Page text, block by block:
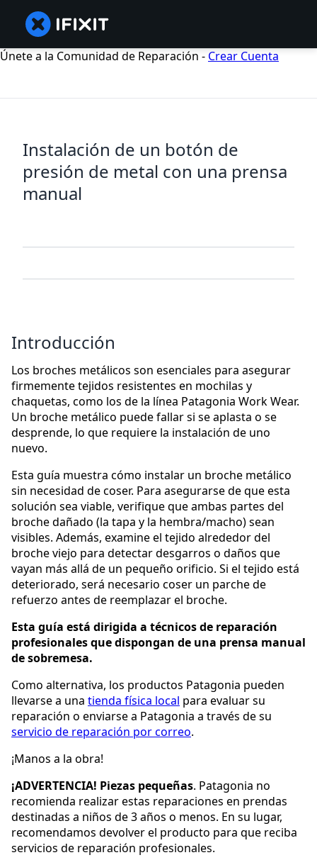
Únete a la Comunidad de Reparación - Crear Cuenta
Instalación de un botón de
presión de metal con una prensa
manual
Introducción
Los broches metálicos son esenciales para asegurar
firmemente tejidos resistentes en mochilas y
chaquetas, como los de la línea Patagonia Work Wear.
Un broche metálico puede fallar si se aplasta o se
desprende, lo que requiere la instalación de uno
nuevo.
Esta guía muestra cómo instalar un broche metálico
sin necesidad de coser. Para asegurarse de que esta
solución sea viable, verifique que ambas partes del
broche dañado (la tapa y la hembra/macho) sean
visibles. Además, examine el tejido alrededor del
broche viejo para detectar desgarros o daños que
vayan más allá de un pequeño orificio. Si el tejido está
deteriorado, será necesario coser un parche de
refuerzo antes de reemplazar el broche.
Esta guía está dirigida a técnicos de reparación
profesionales que dispongan de una prensa manual
de sobremesa.
Como alternativa, los productos Patagonia pueden
llevarse a una tienda física local para evaluar su
reparación o enviarse a Patagonia a través de su
servicio de reparación por correo.
¡Manos a la obra!
¡ADVERTENCIA! Piezas pequeñas. Patagonia no
recomienda realizar estas reparaciones en prendas
destinadas a niños de 3 años o menos. En su lugar,
recomendamos devolver el producto para que reciba
servicios de reparación profesionales.